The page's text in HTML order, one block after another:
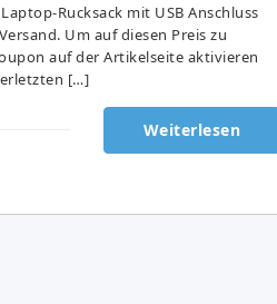
Rucksack mit USB Anschluss
Um auf diesen Preis zu
auf der Artikelseite aktivieren
[…]
Weiterlesen